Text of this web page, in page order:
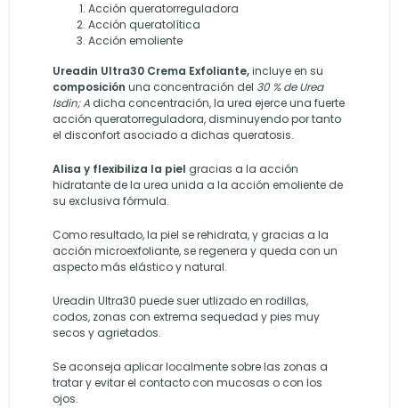
Acción queratorreguladora
Acción queratolítica
Acción emoliente
Ureadin Ultra30 Crema Exfoliante,incluye en su
composición una concentración del 30 % de Urea
Isdin; A dicha concentración, la urea ejerce una fuerte
acción queratorreguladora, disminuyendo por tanto
el disconfort asociado a dichas queratosis.
Alisa y flexibiliza la piel gracias a la acción
hidratante de la urea unida a la acción emoliente de
su exclusiva fórmula.
Como resultado, la piel se rehidrata, y gracias a la
acción microexfoliante, se regenera y queda con un
aspecto más elástico y natural.
Ureadin Ultra30 puede suer utlizado en rodillas,
codos, zonas con extrema sequedad y pies muy
secos y agrietados.
Se aconseja aplicar localmente sobre las zonas a
tratar y evitar el contacto con mucosas o con los
ojos.